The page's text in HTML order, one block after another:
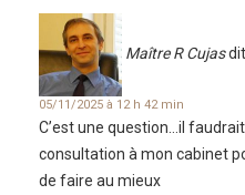
Maître R Cujas
05/11/2025 à 12 h 42 min
C’est une question…il
consultation à mon cabinet
de faire au mieux